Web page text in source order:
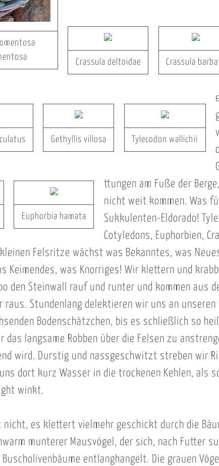
Crassula deltoidae Crassula
Gethyllis villosa Tylecodon wallichii
Euphorbia hamata
ttungen am Fuße der
nicht weit kommen. Was
Sukkulenten-Eldorado!
Cotyledons, Euphorbien,
Felsritze wächst was Bekanntes, was
Keimendes, was Knorriges! Wir klettern und
den Steinwall rauf und runter und kommen aus
raus. Stundenlang delektieren wir uns an unseren
Bodenschätzchen, bis es schließlich so
das langsame Robben über die Felsen zu
wird. Durstig und nassgeschwitzt streben wir
dort kurz Wasser in die trockenen Kehlen, als
winkt.
nicht, es klettert vielmehr geschickt durch die
munterer Mausvögel, der sich, nach Futter
entlanghangelt. Die grauen